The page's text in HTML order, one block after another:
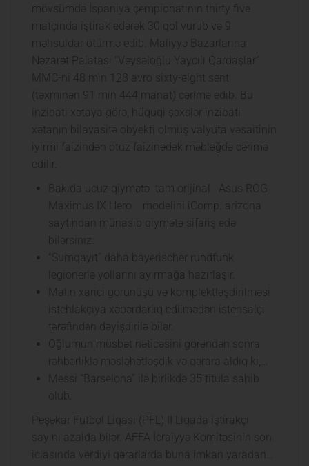
mövsümdə İspaniya çempionatının thirty five
matçında iştirak edərək 30 qol vurub və 9
məhsuldar ötürmə edib. Maliyyə Bazarlarına
Nəzarət Palatası “Veysəloğlu Yaycılı Qardaşlar”
MMC-ni 48 min 128 avro sixty-eight sent
(təxminən 91 min 444 manat) cərimə edib. Bu
inzibati xətaya görə, hüquqi şəxslər inzibati
xətanın bilavasitə obyekti olmuş valyuta vəsaitinin
iyirmi faizindən otuz faizinədək məbləğdə cərimə
edilir.
Bakıda ucuz qiymətə tam orijinal Asus ROG
Maximus IX Hero modelini iComp. arizona
saytından münasib qiymətə sifariş edə
bilərsiniz.
“Sumqayıt” daha bayerischer rundfunk
legionerlə yollarını ayırmağa hazırlaşır.
Malın xarici gorunüşü və komplektləşdirilməsi
istehlakçıya xəbərdarlıq edilmədən istehsalçı
tərəfindən dəyişdirilə bilər.
Oğlumun müsbət nəticəsini görəndən sonra
rəhbərliklə məsləhətləşdik və qərara aldıq ki,…
Messi “Barselona” ilə birlikdə 35 titula sahib
olub.
Peşəkar Futbol Liqası (PFL) II Liqada iştirakçı
sayını azalda bilər. AFFA İcraiyyə Komitəsinin son
iclasında verdiyi qərarlarda buna imkan yaradan…